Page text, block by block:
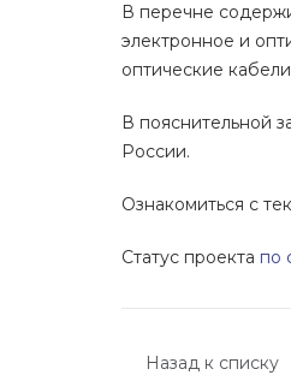
В перечне
электронное и
оптические
В пояснительной
России.
Ознакомиться с
Статус проекта по
Назад к списку